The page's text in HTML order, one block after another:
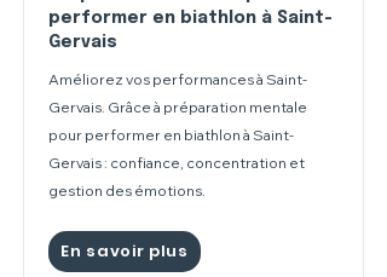
performer en biathlon à Saint-
Gervais
Améliorez vos performances à Saint-
Gervais. Grâce à préparation mentale
pour performer en biathlon à Saint-
Gervais : confiance, concentration et
gestion des émotions.
En savoir plus